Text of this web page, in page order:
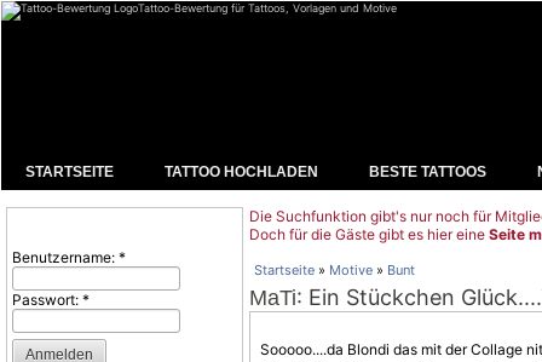
Tattoo-Bewertung für Tattoos, Vorlagen und Motive
STARTSEITE TATTOO HOCHLADEN BESTE TATTOOS
Benutzername: *
Passwort: *
Die Suchfunktion gibt's nur noch für
Doch für die Gäste gibt es hier eine Seite
Startseite » Motive » Bunt
MaTi: Ein Stückchen
Sooooo....da Blondi das mit der Collage